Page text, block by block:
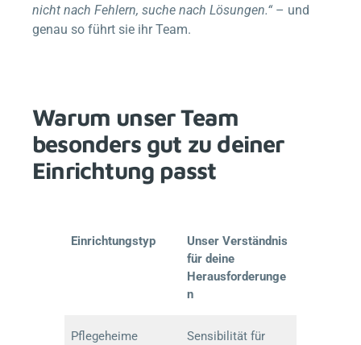
nicht nach Fehlern, suche nach Lösungen.“– und
genau so führt sie ihr Team.
Warum unser Team
besonders gut zu deiner
Einrichtung passt
Einrichtungstyp
Unser Verständnis
für deine
Herausforderunge
n
Pflegeheime
Sensibilität für